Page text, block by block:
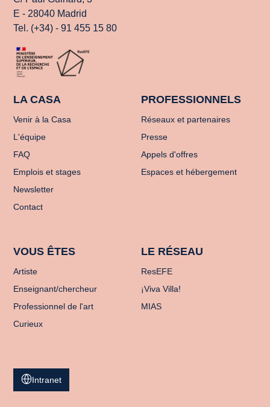
E - 28040 Madrid
Tel. (+34) - 91 455 15 80
LA CASA
Venir à la Casa
L'équipe
FAQ
Emplois et stages
Newsletter
Contact
PROFESSIONNELS
Réseaux et partenaires
Presse
Appels d'offres
Espaces et hébergement
VOUS ÊTES
Artiste
Enseignant/chercheur
Professionnel de l'art
Curieux
LE RÉSEAU
ResEFE
¡Viva Villa!
MIAS
Intranet